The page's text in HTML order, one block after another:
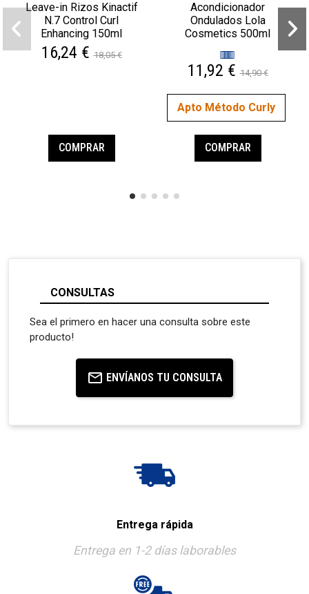
Leave-in Rizos Kinactif
N.7 Control Curl
Enhancing 150ml
16,24 €18,05 €
COMPRAR
Acondicionador
Ondulados Lola
Cosmetics 500ml
11,92 €14,90 €
Apto Método Curly
COMPRAR
CONSULTAS
Sea el primero en hacer una consulta sobre este
producto!
ENVÍANOS TU CONSULTA
Entrega rápida
Entrega en 1-2 días laborables